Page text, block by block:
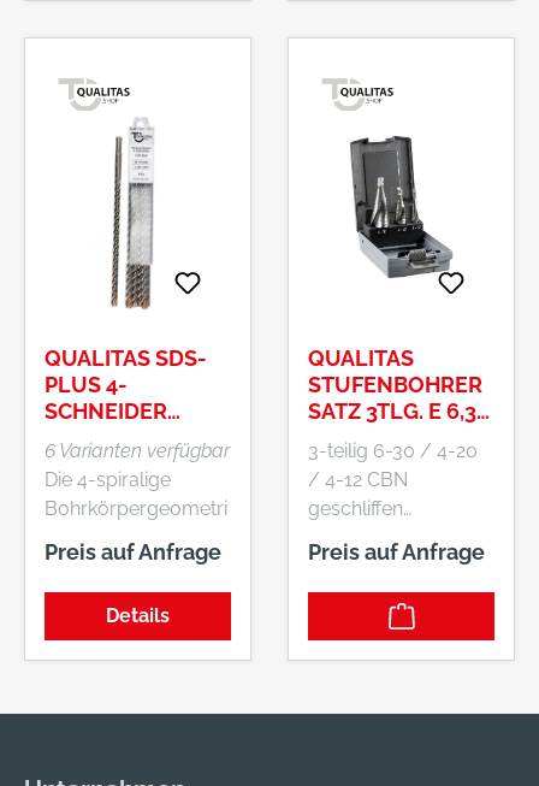
QUALITAS SDS-
PLUS 4-
SCHNEIDER
BOHRER
6 Varianten verfügbar
Die 4-spiralige
Bohrkörpergeometri
Laufruhe und
optimale Führung im
Bohrloch. Der
speziell für die
Preis auf Anfrage
Details
QUALITAS
STUFENBOHRER
SATZ 3TLG. E 6,3
BITAUFNAHME
3-teilig 6-30 / 4-20
/ 4-12 CBN
geschliffen
6,3 Bitaufnahme in
Kunststoffbox
Preis auf Anfrage